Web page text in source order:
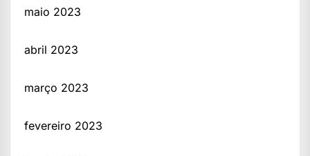
maio 2023
abril 2023
março 2023
fevereiro 2023